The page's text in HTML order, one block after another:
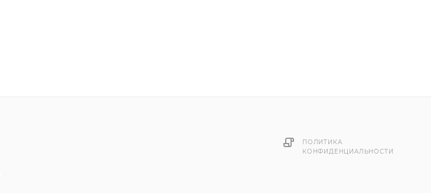
ПОЛИТИКА
КОНФИДЕНЦИАЛЬНОСТИ